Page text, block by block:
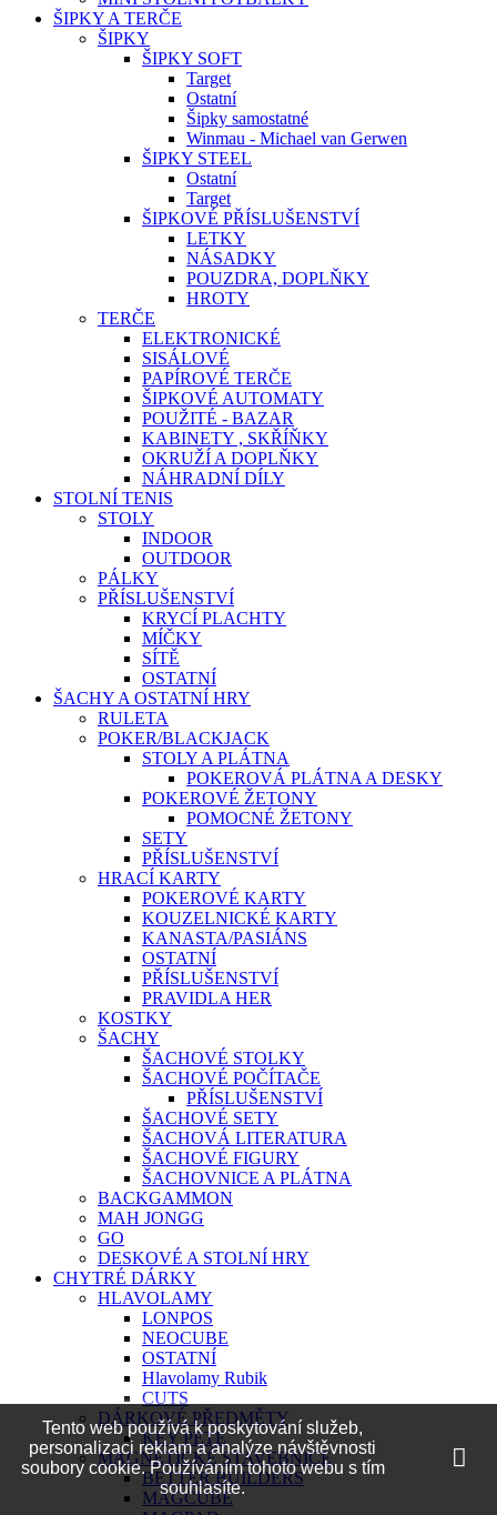
ŠIPKY A TERČE
ŠIPKY
ŠIPKY SOFT
Target
Ostatní
Šipky samostatné
Winmau - Michael van Gerwen
ŠIPKY STEEL
Ostatní
Target
ŠIPKOVÉ PŘÍSLUŠENSTVÍ
LETKY
NÁSADKY
POUZDRA, DOPLŇKY
HROTY
TERČE
ELEKTRONICKÉ
SISÁLOVÉ
PAPÍROVÉ TERČE
ŠIPKOVÉ AUTOMATY
POUŽITÉ - BAZAR
KABINETY , SKŘÍŇKY
OKRUŽÍ A DOPLŇKY
NÁHRADNÍ DÍLY
STOLNÍ TENIS
STOLY
INDOOR
OUTDOOR
PÁLKY
PŘÍSLUŠENSTVÍ
KRYCÍ PLACHTY
MÍČKY
SÍTĚ
OSTATNÍ
ŠACHY A OSTATNÍ HRY
RULETA
POKER/BLACKJACK
STOLY A PLÁTNA
POKEROVÁ PLÁTNA A DESKY
POKEROVÉ ŽETONY
POMOCNÉ ŽETONY
SETY
PŘÍSLUŠENSTVÍ
HRACÍ KARTY
POKEROVÉ KARTY
KOUZELNICKÉ KARTY
KANASTA/PASIÁNS
OSTATNÍ
PŘÍSLUŠENSTVÍ
PRAVIDLA HER
KOSTKY
ŠACHY
ŠACHOVÉ STOLKY
ŠACHOVÉ POČÍTAČE
PŘÍSLUŠENSTVÍ
ŠACHOVÉ SETY
ŠACHOVÁ LITERATURA
ŠACHOVÉ FIGURY
ŠACHOVNICE A PLÁTNA
BACKGAMMON
MAH JONGG
GO
DESKOVÉ A STOLNÍ HRY
CHYTRÉ DÁRKY
HLAVOLAMY
LONPOS
NEOCUBE
OSTATNÍ
Hlavolamy Rubik
CUTS
DÁRKOVÉ PŘEDMĚTY
KEY PETE
MAGNETICKÉ STAVEBNICE
BETTER BUILDERS
MAGCUBE
Tento web používá k poskytování služeb,
personalizaci reklam a analýze návštěvnosti
soubory cookie. Používáním tohoto webu s tím
souhlasíte.